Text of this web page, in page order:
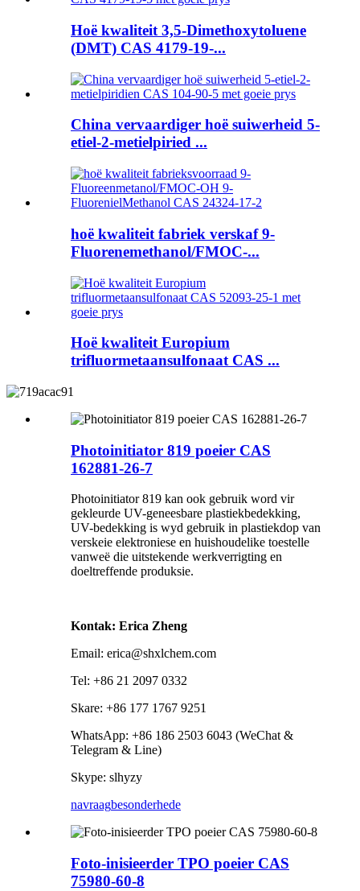
Hoë kwaliteit 3,5-Dimethoxytoluene
(DMT) CAS 4179-19-...
China vervaardiger hoë suiwerheid 5-
etiel-2-metielpiried ...
hoë kwaliteit fabriek verskaf 9-
Fluorenemethanol/FMOC-...
Hoë kwaliteit Europium
trifluormetaansulfonaat CAS ...
Photoinitiator 819 poeier CAS
162881-26-7
Photoinitiator 819 kan ook gebruik word vir
gekleurde UV-geneesbare plastiekbedekking,
UV-bedekking is wyd gebruik in plastiekdop van
verskeie elektroniese en huishoudelike toestelle
vanweë die uitstekende werkverrigting en
doeltreffende produksie.
Kontak: Erica Zheng
Email: erica@shxlchem.com
Tel: +86 21 2097 0332
Skare: +86 177 1767 9251
WhatsApp: +86 186 2503 6043 (WeChat &
Telegram & Line)
Skype: slhyzy
navraagbesonderhede
Foto-inisieerder TPO poeier CAS
75980-60-8